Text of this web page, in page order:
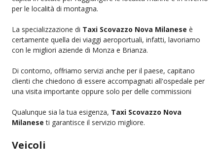
per le località di montagna.
La specializzazione di Taxi Scovazzo Nova Milanese è
certamente quella dei viaggi aeroportuali, infatti, lavoriamo
con le migliori aziende di Monza e Brianza.
Di contorno, offriamo servizi anche per il paese, capitano
clienti che chiedono di essere accompagnati all'ospedale per
una visita importante oppure solo per delle commissioni
Qualunque sia la tua esigenza, Taxi Scovazzo Nova
Milanese ti garantisce il servizio migliore.
Veicoli